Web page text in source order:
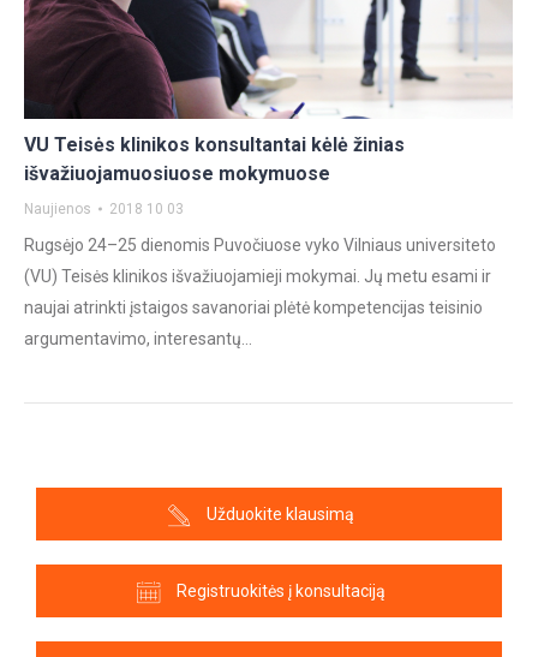
VU Teisės klinikos konsultantai kėlė žinias
išvažiuojamuosiuose mokymuose
Naujienos 2018 10 03
Rugsėjo 24–25 dienomis Puvočiuose vyko Vilniaus universiteto
(VU) Teisės klinikos išvažiuojamieji mokymai. Jų metu esami ir
naujai atrinkti įstaigos savanoriai plėtė kompetencijas teisinio
argumentavimo, interesantų…
Užduokite klausimą
Registruokitės į konsultaciją